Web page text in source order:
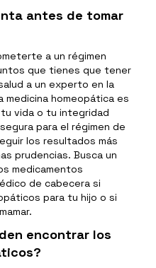
antes de tomar
a un régimen
que tienes que tener
a un experto en la
medicina homeopática es
vida o tu integridad
para el régimen de
los resultados más
prudencias. Busca un
medicamentos
de cabecera si
para tu hijo o si
encontrar los